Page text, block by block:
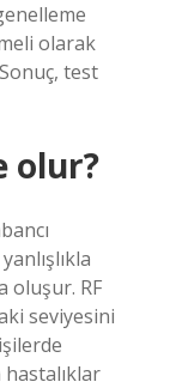
olarak
test
olur?
oluşur. RF
seviyesini